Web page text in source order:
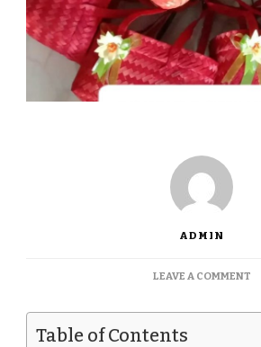
ADMIN
LEAVE A COMMENTON
Table of Contents